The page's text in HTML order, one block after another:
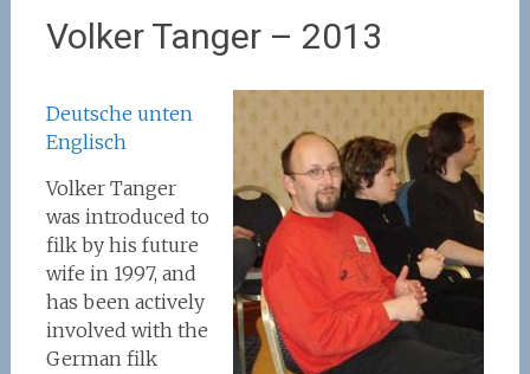
Volker Tanger – 2013
Deutsche unten
Englisch
Volker Tanger
was introduced to
filk by his future
wife in 1997, and
has been actively
involved with the
German filk